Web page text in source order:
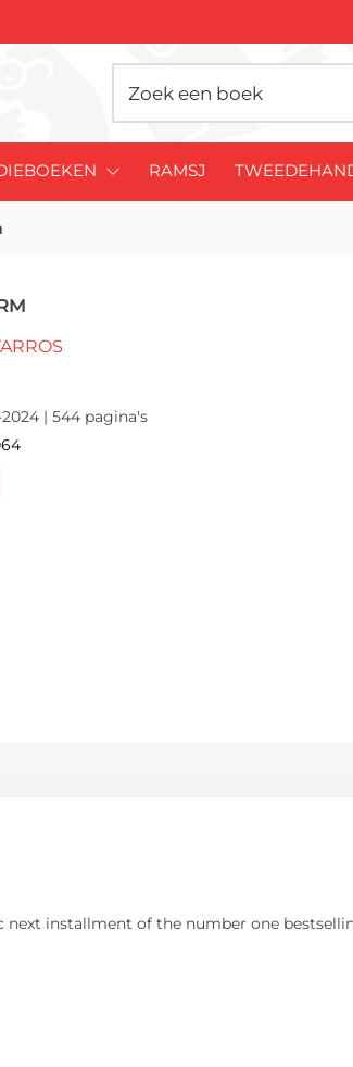
RAMSJ
2024 | 544 pagina's
installment of the number one